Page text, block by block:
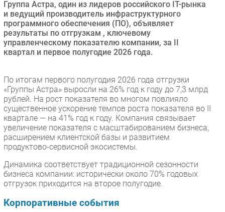
Безопасность
Инновации
CIO/Управление ИТ
Гаджеты
РАЗДЕЛЫ
Новости
Аналитика
Интервью
Мероприятия
Проекты
IT класс
Тестовый стенд
Группа Астра, один из лидеров российского IT-рынка
и ведущий производитель инфраструктурного
программного обеспечения (ПО), объявляет
результаты по отгрузкам , ключевому
управленческому показателю компании, за II
квартал и первое полугодие 2026 года.
По итогам первого полугодия 2026 года отгрузки
«Группы Астра» выросли на 26% год к году до 7,3 млрд
рублей. На рост показателя во многом повлияло
существенное ускорение темпов роста показателя во II
квартале — на 41% год к году. Компания связывает
увеличение показателя с масштабированием бизнеса,
расширением клиентской базы и развитием
продуктово-сервисной экосистемы.
Динамика соответствует традиционной сезонности
бизнеса компании: исторически около 70% годовых
отгрузок приходится на второе полугодие.
Корпоративные события